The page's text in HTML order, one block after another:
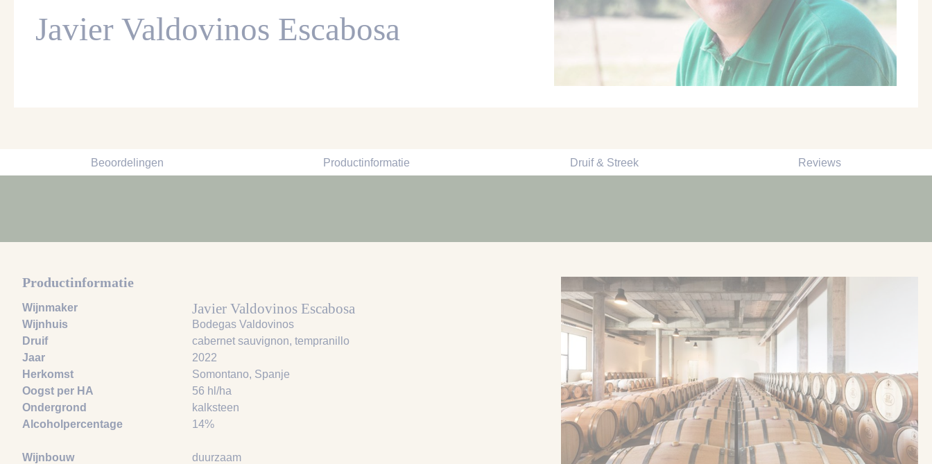
Javier Valdovinos Escabosa
Beoordelingen Productinformatie Druif & Streek Reviews
Productinformatie
Wijnmaker Javier Valdovinos Escabosa
Wijnhuis
Bodegas Valdovinos
Druif
cabernet sauvignon, tempranillo
Jaar
2022
Herkomst
Somontano, Spanje
Oogst per HA
56 hl/ha
Ondergrond
kalksteen
Alcoholpercentage
14%
Wijnbouw duurzaam